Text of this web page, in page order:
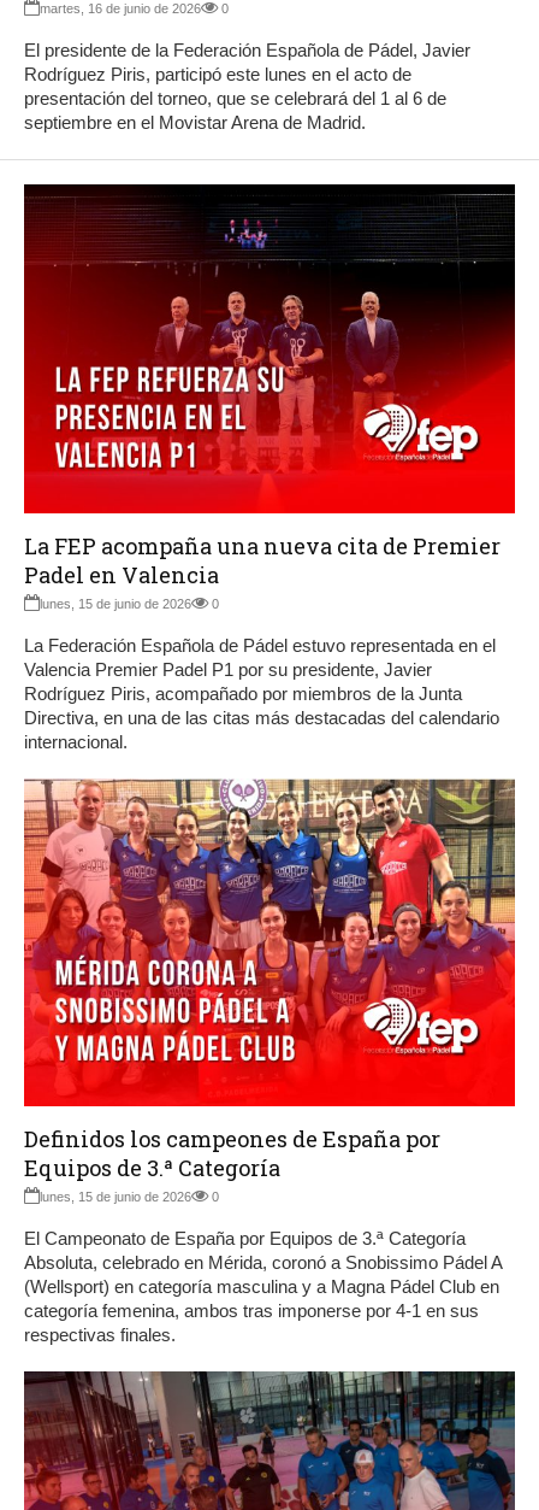
martes, 16 de junio de 2026 0
El presidente de la Federación Española de Pádel, Javier
Rodríguez Piris, participó este lunes en el acto de
presentación del torneo, que se celebrará del 1 al 6 de
septiembre en el Movistar Arena de Madrid.
La FEP acompaña una nueva cita de Premier
Padel en Valencia
lunes, 15 de junio de 2026 0
La Federación Española de Pádel estuvo representada en el
Valencia Premier Padel P1 por su presidente, Javier
Rodríguez Piris, acompañado por miembros de la Junta
Directiva, en una de las citas más destacadas del calendario
internacional.
Definidos los campeones de España por
Equipos de 3.ª Categoría
lunes, 15 de junio de 2026 0
El Campeonato de España por Equipos de 3.ª Categoría
Absoluta, celebrado en Mérida, coronó a Snobissimo Pádel A
(Wellsport) en categoría masculina y a Magna Pádel Club en
categoría femenina, ambos tras imponerse por 4-1 en sus
respectivas finales.